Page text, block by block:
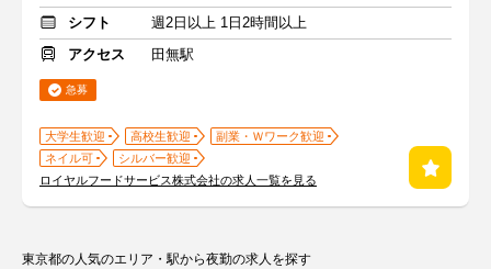
シフト
週2日以上 1日2時間以上
アクセス
田無駅
急募
大学生歓迎 高校生歓迎
副業・Ｗワーク歓迎
ネイル可
シルバー歓迎
ロイヤルフードサービス株式会社の求人一覧を見る
東京都の人気のエリア・駅から夜勤の求人を探す